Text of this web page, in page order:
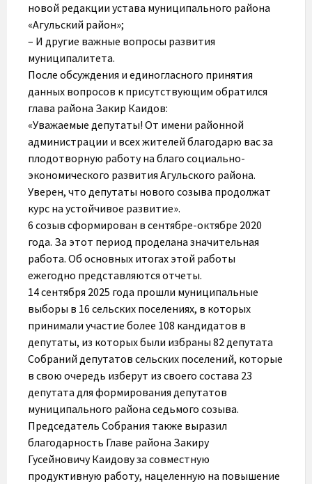
новой редакции устава муниципального района
«Агульский район»;
– И другие важные вопросы развития
муниципалитета.
После обсуждения и единогласного принятия
данных вопросов к присутствующим обратился
глава района Закир Каидов:
«Уважаемые депутаты! От имени районной
администрации и всех жителей благодарю вас за
плодотворную работу на благо социально-
экономического развития Агульского района.
Уверен, что депутаты нового созыва продолжат
курс на устойчивое развитие».
6 созыв сформирован в сентябре-октябре 2020
года. За этот период проделана значительная
работа. Об основных итогах этой работы
ежегодно представляются отчеты.
14 сентября 2025 года прошли муниципальные
выборы в 16 сельских поселениях, в которых
принимали участие более 108 кандидатов в
депутаты, из которых были избраны 82 депутата
Собраний депутатов сельских поселений, которые
в свою очередь изберут из своего состава 23
депутата для формирования депутатов
муниципального района седьмого созыва.
Председатель Собрания также выразил
благодарность Главе района Закиру
Гусейновичу Каидову за совместную
продуктивную работу, нацеленную на повышение